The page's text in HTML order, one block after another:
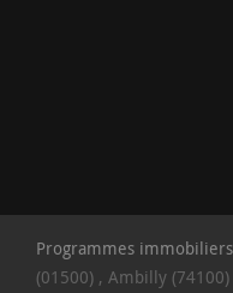
Programmes
(01500)
Ambilly (74100)